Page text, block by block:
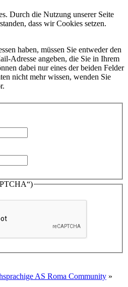
Durch die Nutzung unserer Seite
dass wir Cookies setzen.
haben, müssen Sie entweder den
Adresse angeben, die Sie in Ihrem
dabei nur eines der beiden Felder
nicht mehr wissen, wenden Sie
AS Roma Community »